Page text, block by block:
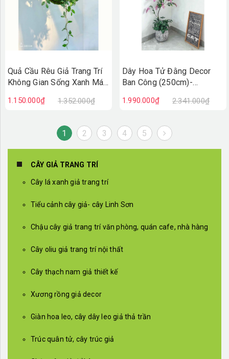
Quả Cầu Rêu Giả Trang Trí
Không Gian Sống Xanh Mát
1.150.000₫ 1.352.000₫
Dây Hoa Tử Đằng Decor
Ban Công (250cm)-
1.990.000₫ 2.341.000₫
1 2 3 4 5
CÂY GIẢ TRANG TRÍ
Cây lá xanh giả trang trí
Tiểu cảnh cây giả- cây Linh Sơn
Chậu cây giả trang trí văn phòng, quán cafe, nhà hàng
Cây oliu giả trang trí nội thất
Cây thạch nam giả thiết kế
Xương rồng giả decor
Giàn hoa leo, cây dây leo giả thả trần
Trúc quân tử, cây trúc giả